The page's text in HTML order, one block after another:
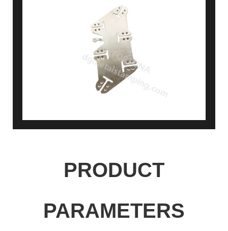
PRODUCT
PARAMETERS